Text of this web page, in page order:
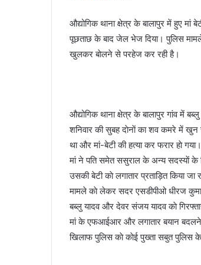
l
औद्योगिक थाना क्षेत्र के बालापुर में हुए
पूछताछ के बाद जेल भेज दिया। पुलिस
खुलकर बाेलने से परहेज कर रही है।
औद्योगिक थाना क्षेत्र के बालापुर गांव में
शनिवार की सुबह दाेनाें का शव कमरे में
था और मां-बेटी की हत्या कर फरार हाे
मां ने पति समेत ससुराल के अन्य सदस्याें के
उसकी बेटी काे लगातार प्रताड़ित किया
मामले काे लेकर सदर एसडीपीओ धीरज
बब्लु यादव और देवर संजय यादव काे
मां के एफआईआर और लगातार बयान बदलने
खिलाफ पुलिस काे काेई पुख्ता सबुत पुलिस